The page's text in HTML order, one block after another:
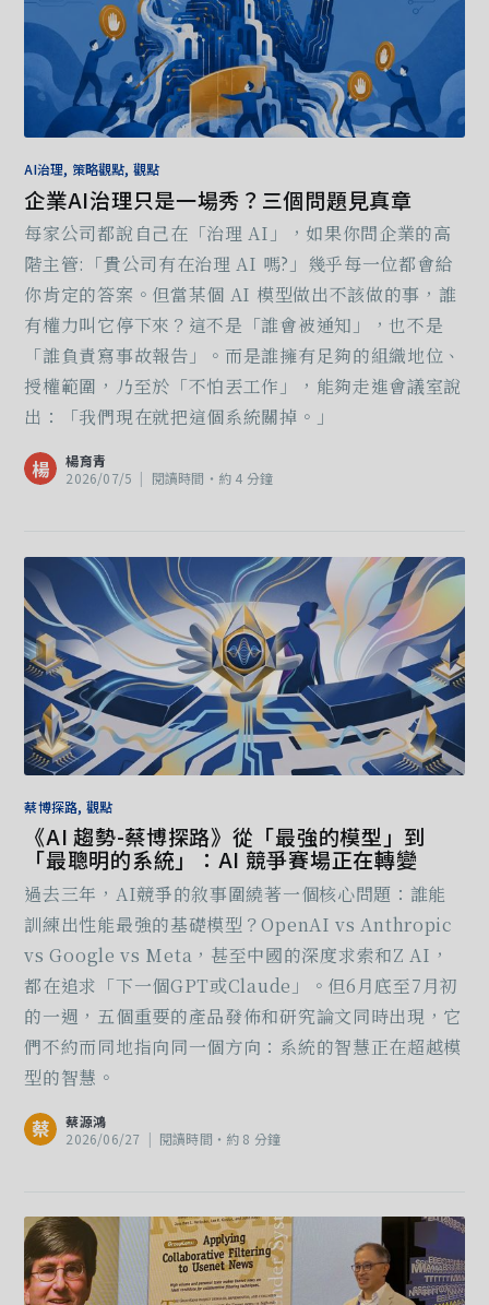
AI治理, 策略觀點, 觀點
企業AI治理只是一場秀？三個問題見真章
每家公司都說自己在「治理 AI」，如果你問企業的高
階主管:「貴公司有在治理 AI 嗎?」幾乎每一位都會給
你肯定的答案。但當某個 AI 模型做出不該做的事，誰
有權力叫它停下來？這不是「誰會被通知」，也不是
「誰負責寫事故報告」。而是誰擁有足夠的組織地位、
授權範圍，乃至於「不怕丟工作」，能夠走進會議室說
出：「我們現在就把這個系統關掉。」
楊
楊育青
2026/07/5 | 閱讀時間‧約 4 分鐘
蔡博探路, 觀點
《AI 趨勢-蔡博探路》從「最強的模型」到
「最聰明的系統」：AI 競爭賽場正在轉變
過去三年，AI競爭的敘事圍繞著一個核心問題：誰能
訓練出性能最強的基礎模型？OpenAI vs Anthropic
vs Google vs Meta，甚至中國的深度求索和Z AI，
都在追求「下一個GPT或Claude」。但6月底至7月初
的一週，五個重要的產品發佈和研究論文同時出現，它
們不約而同地指向同一個方向：系統的智慧正在超越模
型的智慧。
蔡
蔡源鴻
2026/06/27 | 閱讀時間‧約 8 分鐘